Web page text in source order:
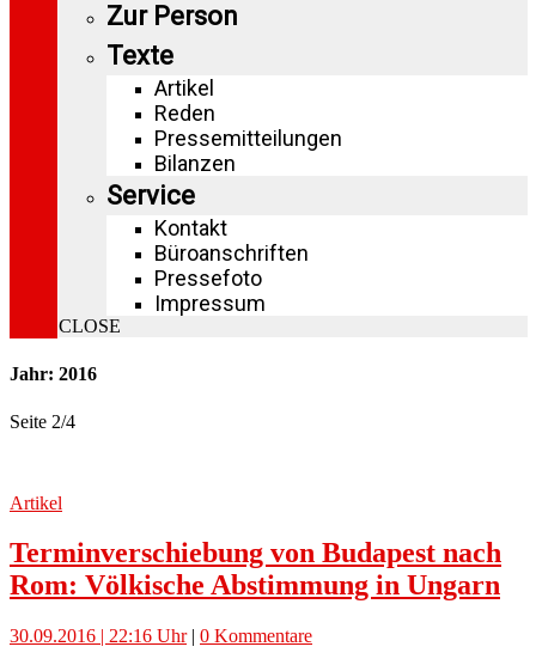
Zur Person
Texte
Artikel
Reden
Pressemitteilungen
Bilanzen
Service
Kontakt
Büroanschriften
Pressefoto
Impressum
CLOSE
Jahr: 2016
Seite 2/4
Artikel
Terminverschiebung von Budapest nach
Rom: Völkische Abstimmung in Ungarn
30.09.2016 | 22:16 Uhr| 0 Kommentare